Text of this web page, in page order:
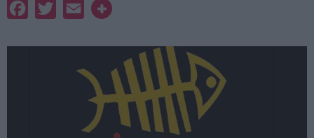
FacebookTwitterEmail